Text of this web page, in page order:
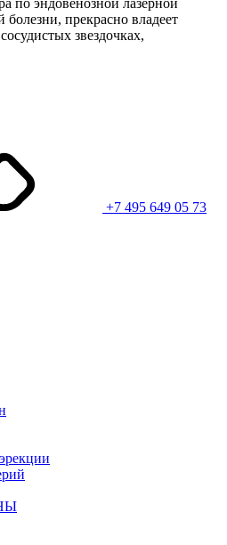
болезни, прекрасно владеет
звездочках,
+7 495 649 05 73